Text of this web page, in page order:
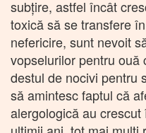
subţire, astfel încât
toxică să se transfere
nefericire, sunt nevoit
vopselurilor pentru ouă
destul de nocivi pentru
să amintesc faptul că
alergologică au